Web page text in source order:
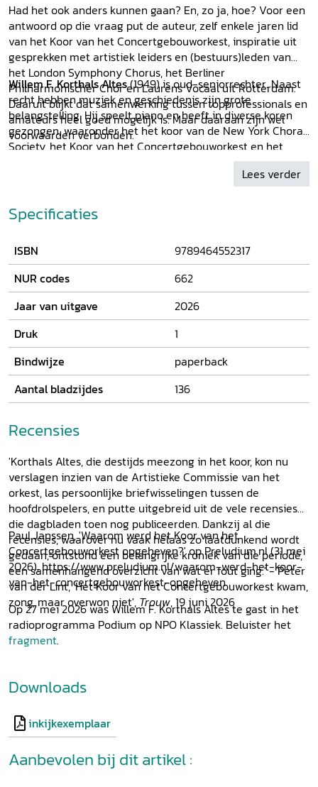
Had het ook anders kunnen gaan? En, zo ja, hoe? Voor een
antwoord op die vraag put de auteur, zelf enkele jaren lid
van het Koor van het Concertgebouworkest, inspiratie uit
gesprekken met artistiek leiders en (bestuurs)leden van
het London Symphony Chorus, het Berliner
Philharmonischer Chor en Laurens Vocaal uit Rotterdam.
Daaruit blijkt dat samenwerking tussen topprofessionals en
amateurs heel goed mogelijk is. Maar daaraan zijn wel
voorwaarden verbonden.
Willem F. Korthals Altes(1949) is oud-seniorrechter. Naast
recht hebben muziek en geschiedenis zijn grote
belangstelling. Hij speelt piano en heeft in diverse koren
gezongen, waaronder het het koor van de New York Choral
Society, het Koor van het Concertgebouworkest en het
Strijkkwartetten in Nederland – een blik achter het podium
Lees verder
Specificaties
ISBN
9789464552317
NUR codes
662
Jaar van uitgave
2026
Druk
1
Bindwijze
paperback
Aantal bladzijdes
136
Recensies
'Korthals Altes, die destijds meezong in het koor, kon nu
verslagen inzien van de Artistieke Commissie van het
orkest, las persoonlijke briefwisselingen tussen de
hoofdrolspelers, en putte uitgebreid uit de vele recensies
die dagbladen toen nog publiceerden. Dankzij al die
recensies, waarover nu vaak helaas zo laatdunkend wordt
gedaan, ontstond een belangrijke kroniek van die periode,
een samenhangend overzicht van wat er fout ging.' - Peter
van der Lint, 'Het Koor van het Concertgebouworkest kwam,
zong, maar overwon niet', Trouw, 19 juni 2026
Paul Janssen, 'Waarom werd het Koor van het
Concertgebouworkest opgeheven?' op Preludium.nl (31 mei
2026), https://www.preludium.nl/waarom-werd-het-koor-
van-het-concertgebouworkest-opgeheven
Op 27 mei 2026 was Willem F. Korthals Altes te gast in het
radioprogramma Podium op NPO Klassiek. Beluister het
fragment.
Downloads
inkijkexemplaar
Aanbevolen bij dit artikel :